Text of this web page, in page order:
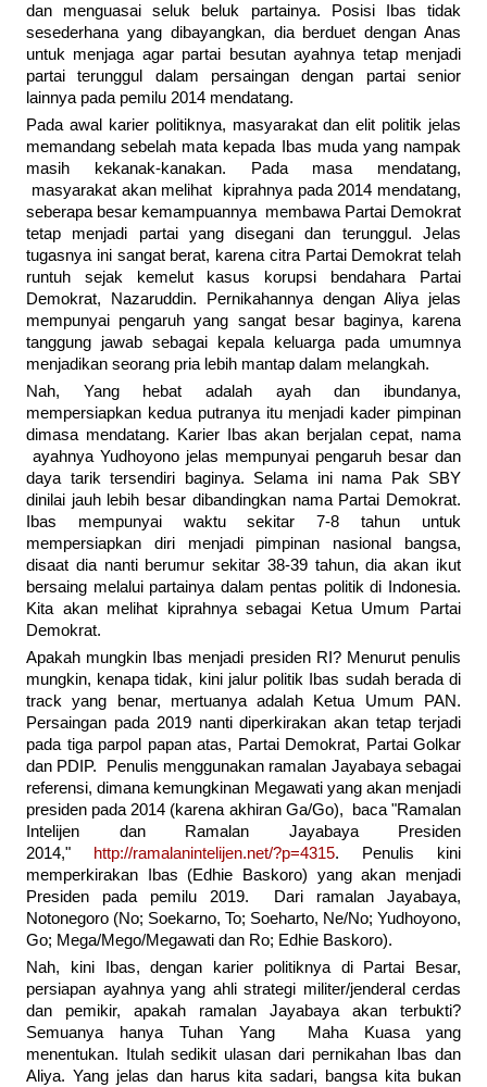
dan menguasai seluk beluk partainya. Posisi Ibas tidak
sesederhana yang dibayangkan, dia berduet dengan Anas
untuk menjaga agar partai besutan ayahnya tetap menjadi
partai terunggul dalam persaingan dengan partai senior
lainnya pada pemilu 2014 mendatang.
Pada awal karier politiknya, masyarakat dan elit politik jelas
memandang sebelah mata kepada Ibas muda yang nampak
masih kekanak-kanakan. Pada masa mendatang,
masyarakat akan melihat kiprahnya pada 2014 mendatang,
seberapa besar kemampuannya membawa Partai Demokrat
tetap menjadi partai yang disegani dan terunggul. Jelas
tugasnya ini sangat berat, karena citra Partai Demokrat telah
runtuh sejak kemelut kasus korupsi bendahara Partai
Demokrat, Nazaruddin. Pernikahannya dengan Aliya jelas
mempunyai pengaruh yang sangat besar baginya, karena
tanggung jawab sebagai kepala keluarga pada umumnya
menjadikan seorang pria lebih mantap dalam melangkah.
Nah, Yang hebat adalah ayah dan ibundanya,
mempersiapkan kedua putranya itu menjadi kader pimpinan
dimasa mendatang. Karier Ibas akan berjalan cepat, nama
ayahnya Yudhoyono jelas mempunyai pengaruh besar dan
daya tarik tersendiri baginya. Selama ini nama Pak SBY
dinilai jauh lebih besar dibandingkan nama Partai Demokrat.
Ibas mempunyai waktu sekitar 7-8 tahun untuk
mempersiapkan diri menjadi pimpinan nasional bangsa,
disaat dia nanti berumur sekitar 38-39 tahun, dia akan ikut
bersaing melalui partainya dalam pentas politik di Indonesia.
Kita akan melihat kiprahnya sebagai Ketua Umum Partai
Demokrat.
Apakah mungkin Ibas menjadi presiden RI? Menurut penulis
mungkin, kenapa tidak, kini jalur politik Ibas sudah berada di
track yang benar, mertuanya adalah Ketua Umum PAN.
Persaingan pada 2019 nanti diperkirakan akan tetap terjadi
pada tiga parpol papan atas, Partai Demokrat, Partai Golkar
dan PDIP. Penulis menggunakan ramalan Jayabaya sebagai
referensi, dimana kemungkinan Megawati yang akan menjadi
presiden pada 2014 (karena akhiran Ga/Go), baca "Ramalan
Intelijen dan Ramalan Jayabaya Presiden
2014,"
http://ramalanintelijen.net/?p=4315. Penulis kini
memperkirakan Ibas (Edhie Baskoro) yang akan menjadi
Presiden pada pemilu 2019. Dari ramalan Jayabaya,
Notonegoro (No; Soekarno, To; Soeharto, Ne/No; Yudhoyono,
Go; Mega/Mego/Megawati dan Ro; Edhie Baskoro).
Nah, kini Ibas, dengan karier politiknya di Partai Besar,
persiapan ayahnya yang ahli strategi militer/jenderal cerdas
dan pemikir, apakah ramalan Jayabaya akan terbukti?
Semuanya hanya Tuhan Yang Maha Kuasa yang
menentukan. Itulah sedikit ulasan dari pernikahan Ibas dan
Aliya. Yang jelas dan harus kita sadari, bangsa kita bukan